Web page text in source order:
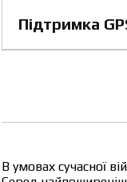
Підтримка
В умовах сучасної